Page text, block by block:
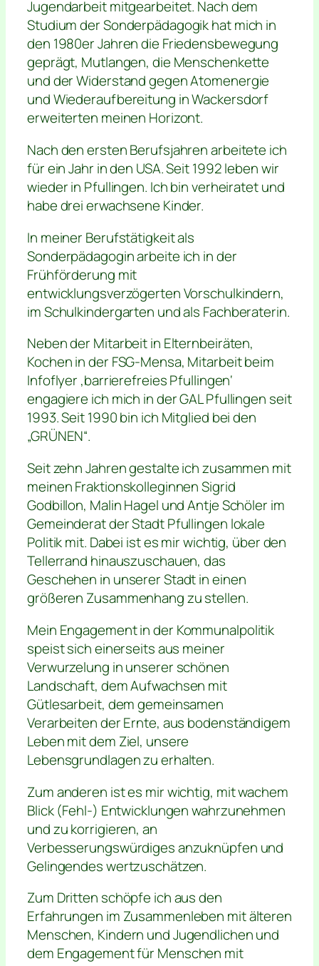
Jugendarbeit mitgearbeitet. Nach dem
Studium der Sonderpädagogik hat mich in
den 1980er Jahren die Friedensbewegung
geprägt, Mutlangen, die Menschenkette
und der Widerstand gegen Atomenergie
und Wiederaufbereitung in Wackersdorf
erweiterten meinen Horizont.
Nach den ersten Berufsjahren arbeitete ich
für ein Jahr in den USA. Seit 1992 leben wir
wieder in Pfullingen. Ich bin verheiratet und
habe drei erwachsene Kinder.
In meiner Berufstätigkeit als
Sonderpädagogin arbeite ich in der
Frühförderung mit
entwicklungsverzögerten Vorschulkindern,
im Schulkindergarten und als Fachberaterin.
Neben der Mitarbeit in Elternbeiräten,
Kochen in der FSG-Mensa, Mitarbeit beim
Infoflyer ‚barrierefreies Pfullingen‘
engagiere ich mich in der GAL Pfullingen seit
1993. Seit 1990 bin ich Mitglied bei den
„GRÜNEN“.
Seit zehn Jahren gestalte ich zusammen mit
meinen Fraktionskolleginnen Sigrid
Godbillon, Malin Hagel und Antje Schöler im
Gemeinderat der Stadt Pfullingen lokale
Politik mit. Dabei ist es mir wichtig, über den
Tellerrand hinauszuschauen, das
Geschehen in unserer Stadt in einen
größeren Zusammenhang zu stellen.
Mein Engagement in der Kommunalpolitik
speist sich einerseits aus meiner
Verwurzelung in unserer schönen
Landschaft, dem Aufwachsen mit
Gütlesarbeit, dem gemeinsamen
Verarbeiten der Ernte, aus bodenständigem
Leben mit dem Ziel, unsere
Lebensgrundlagen zu erhalten.
Zum anderen ist es mir wichtig, mit wachem
Blick (Fehl-) Entwicklungen wahrzunehmen
und zu korrigieren, an
Verbesserungswürdiges anzuknüpfen und
Gelingendes wertzuschätzen.
Zum Dritten schöpfe ich aus den
Erfahrungen im Zusammenleben mit älteren
Menschen, Kindern und Jugendlichen und
dem Engagement für Menschen mit